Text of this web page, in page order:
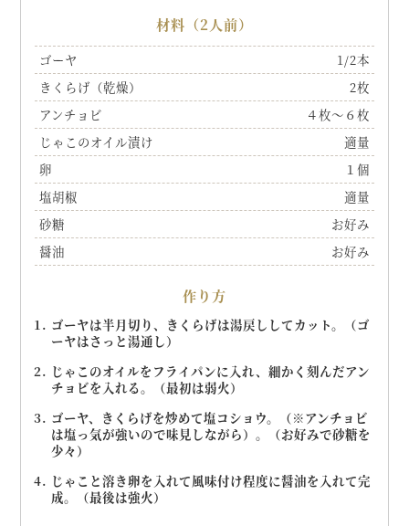
材料（2人前）
ゴーヤ
1/2本
きくらげ（乾燥）
2枚
アンチョビ
４枚～６枚
じゃこのオイル漬け
適量
卵
１個
塩胡椒
適量
砂糖
お好み
醤油
お好み
作り方
ゴーヤは半月切り、きくらげは湯戻ししてカット。（ゴ
ーヤはさっと湯通し）
じゃこのオイルをフライパンに入れ、細かく刻んだアン
チョビを入れる。（最初は弱火）
ゴーヤ、きくらげを炒めて塩コショウ。（※アンチョビ
は塩っ気が強いので味見しながら）。（お好みで砂糖を
少々）
じゃこと溶き卵を入れて風味付け程度に醤油を入れて完
成。（最後は強火）